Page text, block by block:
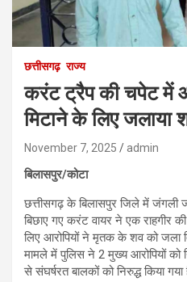
छत्तीसगढ़ राज्य
करंट ट्रैप की चपेट में
मिटाने के लिए जलाया
November 7, 2025 admin
बिलासपुर/कोटा
छत्तीसगढ़ के बिलासपुर जिले में जंगली
बिछाए गए करंट वायर ने एक राहगीर
लिए आरोपियों ने मृतक के शव को जला
मामले में पुलिस ने 2 मुख्य आरोपियों को
से संघर्षरत बालकों को निरुद्ध किया गया